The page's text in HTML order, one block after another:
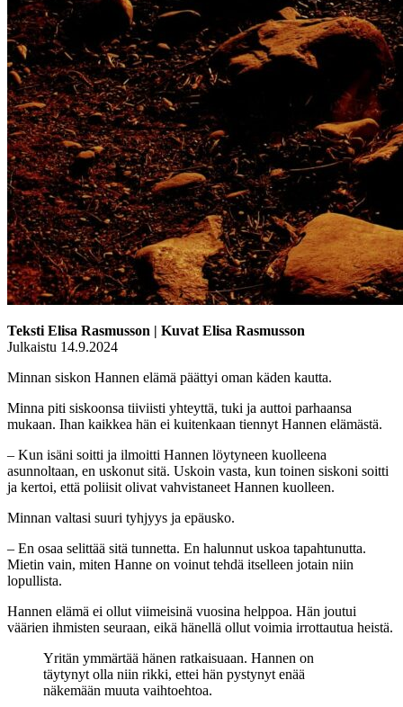
Teksti Elisa Rasmusson | Kuvat Elisa Rasmusson
Julkaistu 14.9.2024
Minnan siskon Hannen elämä päättyi oman käden kautta.
Minna piti siskoonsa tiiviisti yhteyttä, tuki ja auttoi parhaansa
mukaan. Ihan kaikkea hän ei kuitenkaan tiennyt Hannen elämästä.
– Kun isäni soitti ja ilmoitti Hannen löytyneen kuolleena
asunnoltaan, en uskonut sitä. Uskoin vasta, kun toinen siskoni soitti
ja kertoi, että poliisit olivat vahvistaneet Hannen kuolleen.
Minnan valtasi suuri tyhjyys ja epäusko.
– En osaa selittää sitä tunnetta. En halunnut uskoa tapahtunutta.
Mietin vain, miten Hanne on voinut tehdä itselleen jotain niin
lopullista.
Hannen elämä ei ollut viimeisinä vuosina helppoa. Hän joutui
väärien ihmisten seuraan, eikä hänellä ollut voimia irrottautua heistä.
Yritän ymmärtää hänen ratkaisuaan. Hannen on
täytynyt olla niin rikki, ettei hän pystynyt enää
näkemään muuta vaihtoehtoa.